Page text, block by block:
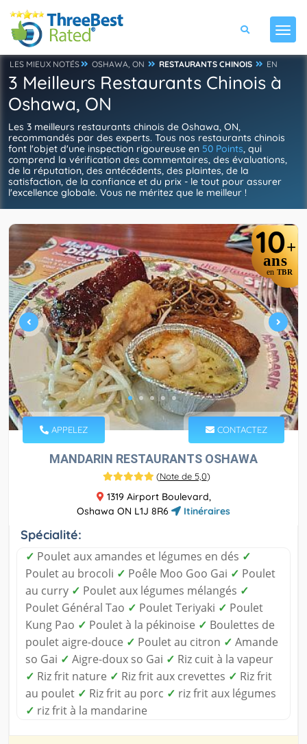
LES MIEUX NOTÉS OSHAWA, ON RESTAURANTS CHINOIS EN
3 Meilleurs Restaurants Chinois à
Oshawa, ON
Les 3 meilleurs restaurants chinois de Oshawa, ON,
recommandés par des experts. Tous nos restaurants chinois
font l'objet d'une inspection rigoureuse en 50 Points, qui
comprend la vérification des commentaires, des évaluations,
de la réputation, des antécédents, des plaintes, de la
satisfaction, de la confiance et du prix - le tout pour assurer
l'excellence globale. Vous ne méritez que le meilleur !
10+
ans
en TBR
APPELEZ CONTACTEZ
MANDARIN RESTAURANTS OSHAWA
(Note de 5,0)
1319 Airport Boulevard,
Oshawa ON L1J 8R6
Itinéraires
Spécialité:
✓ Poulet aux amandes et légumes en dés ✓
Poulet au brocoli ✓ Poêle Moo Goo Gai ✓ Poulet
au curry ✓ Poulet aux légumes mélangés ✓
Poulet Général Tao ✓ Poulet Teriyaki ✓ Poulet
Kung Pao ✓ Poulet à la pékinoise ✓ Boulettes de
poulet aigre-douce ✓ Poulet au citron ✓ Amande
so Gai ✓ Aigre-doux so Gai ✓ Riz cuit à la vapeur
✓ Riz frit nature ✓ Riz frit aux crevettes ✓ Riz frit
au poulet ✓ Riz frit au porc ✓ riz frit aux légumes
✓ riz frit à la mandarine